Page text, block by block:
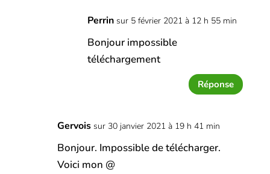
Perrin sur 5 février 2021 à 12 h 55 min
Bonjour impossible
téléchargement
Réponse
Gervois sur 30 janvier 2021 à 19 h 41 min
Bonjour. Impossible de télécharger.
Voici mon @